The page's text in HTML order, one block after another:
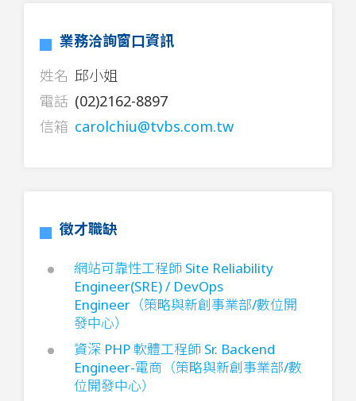
業務洽詢窗口資訊
姓名 邱小姐
電話 (02)2162-8897
信箱 carolchiu@tvbs.com.tw
徵才職缺
網站可靠性工程師 Site Reliability
Engineer(SRE) / DevOps
Engineer（策略與新創事業部/數位開
發中心）
資深 PHP 軟體工程師 Sr. Backend
Engineer-電商（策略與新創事業部/數
位開發中心）